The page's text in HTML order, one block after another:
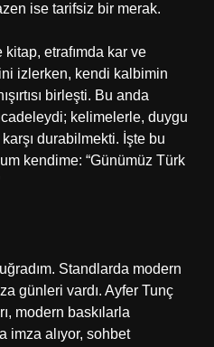
ise tarifsiz bir merak.
etrafımda kar ve
izlerken, kendi kalbimin
birleşti. Bu anda
kelimelerle, duygu
durabilmekti. İşte bu
kendime: “Günümüz Türk
Standlarda modern
günleri vardı. Ayfer Tunç
modern baskılarla
imza alıyor, sohbet